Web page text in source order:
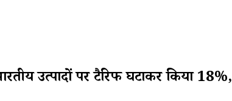
उत्पादों पर टैरिफ घटाकर किया